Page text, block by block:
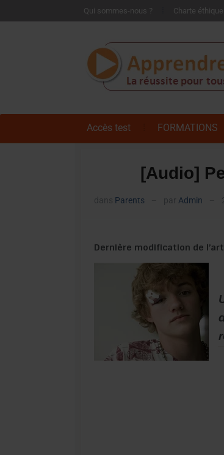
Qui sommes-nous ? Charte éthique
Accès test FORMATIONS
[Audio]
Parents Admin
Dernière modification de